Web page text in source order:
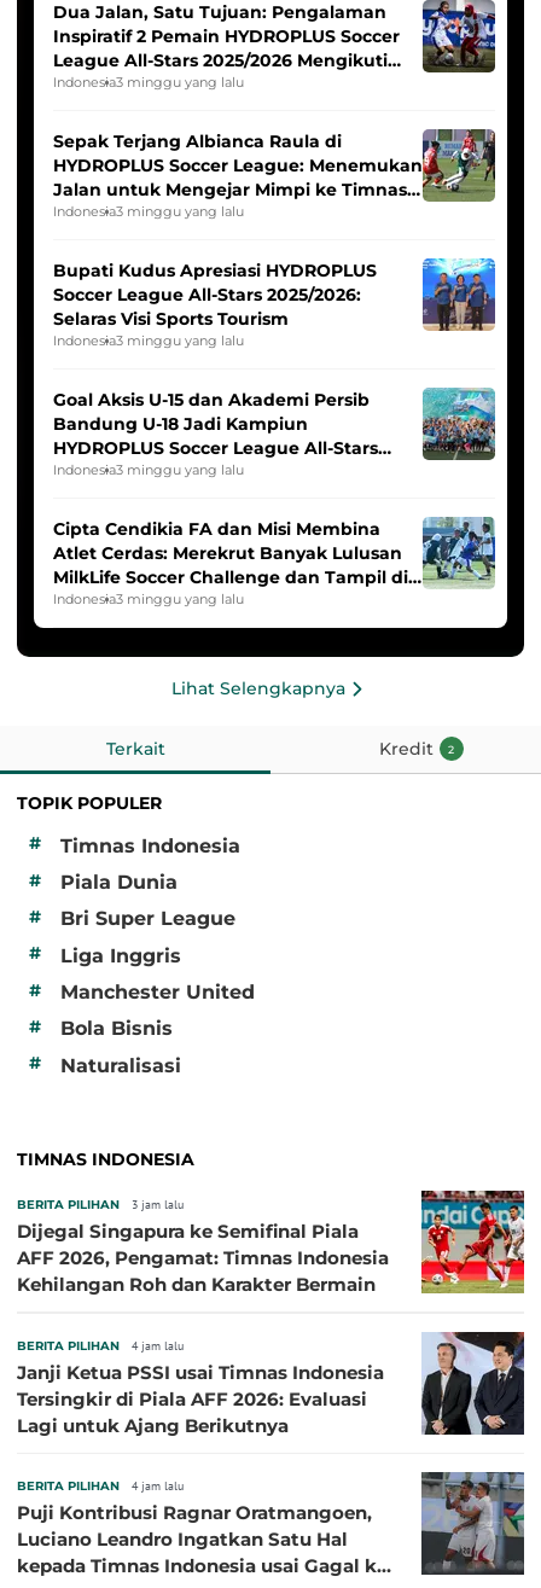
Dua Jalan, Satu Tujuan: Pengalaman
Inspiratif 2 Pemain HYDROPLUS Soccer
League All-Stars 2025/2026 Mengikuti
Seleksi Timnas Indonesia Putri
Indonesia3 minggu yang lalu
Sepak Terjang Albianca Raula di
HYDROPLUS Soccer League: Menemukan
Jalan untuk Mengejar Mimpi ke Timnas
Indonesia Putri
Indonesia3 minggu yang lalu
Bupati Kudus Apresiasi HYDROPLUS
Soccer League All-Stars 2025/2026:
Selaras Visi Sports Tourism
Indonesia3 minggu yang lalu
Goal Aksis U-15 dan Akademi Persib
Bandung U-18 Jadi Kampiun
HYDROPLUS Soccer League All-Stars
2025/2026
Indonesia3 minggu yang lalu
Cipta Cendikia FA dan Misi Membina
Atlet Cerdas: Merekrut Banyak Lulusan
MilkLife Soccer Challenge dan Tampil di
HYDROPLUS Soccer League
Indonesia3 minggu yang lalu
Lihat Selengkapnya
Terkait Kredit 2
TOPIK POPULER
#
Timnas Indonesia
# Piala Dunia
# Bri Super League
# Liga Inggris
# Manchester United
# Bola Bisnis
# Naturalisasi
TIMNAS INDONESIA
BERITA PILIHAN 3 jam lalu
Dijegal Singapura ke Semifinal Piala
AFF 2026, Pengamat: Timnas Indonesia
Kehilangan Roh dan Karakter Bermain
BERITA PILIHAN 4 jam lalu
Janji Ketua PSSI usai Timnas Indonesia
Tersingkir di Piala AFF 2026: Evaluasi
Lagi untuk Ajang Berikutnya
BERITA PILIHAN 4 jam lalu
Puji Kontribusi Ragnar Oratmangoen,
Luciano Leandro Ingatkan Satu Hal
kepada Timnas Indonesia usai Gagal ke